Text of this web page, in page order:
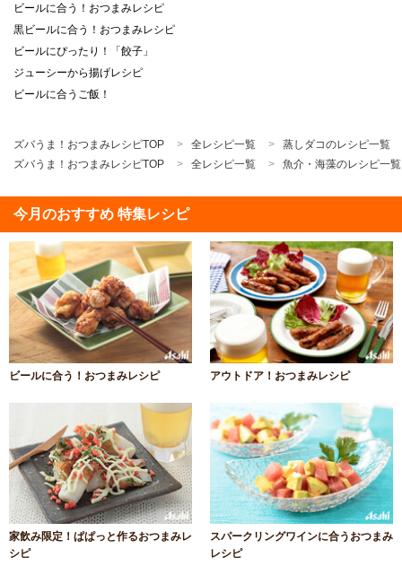
ビールに合う！おつまみレシピ
黒ビールに合う！おつまみレシピ
ビールにぴったり！「餃子」
ジューシーから揚げレシピ
ビールに合うご飯！
ズバうま！おつまみレシピTOP 全レシピ一覧
蒸しダコのレシピ一覧
ズバうま！おつまみレシピTOP
全レシピ一覧 魚介・海藻のレシピ一覧
今月のおすすめ 特集レシピ
ビールに合う！おつまみレシピ アウトドア！おつまみレシピ
家飲み限定！ぱぱっと作るおつまみレ
シピ
スパークリングワインに合うおつまみ
レシピ